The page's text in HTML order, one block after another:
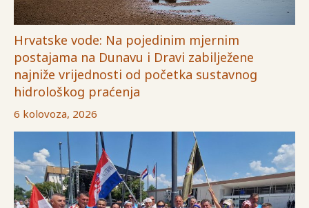
Hrvatske vode: Na pojedinim mjernim
postajama na Dunavu i Dravi zabilježene
najniže vrijednosti od početka sustavnog
hidrološkog praćenja
6 kolovoza, 2026